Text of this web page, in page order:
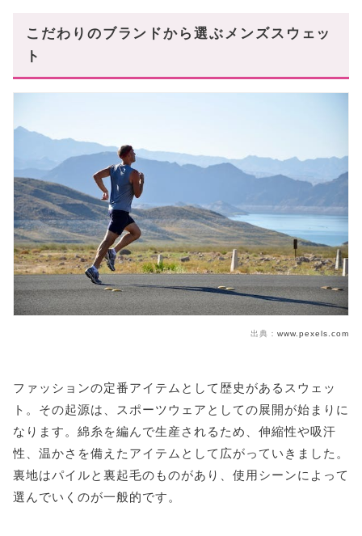
あなたにオススメの記事はこちら!
こだわりのブランドから選ぶメンズスウェッ
ト
出典： www.pexels.com
ファッションの定番アイテムとして歴史があるスウェッ
ト。その起源は、スポーツウェアとしての展開が始まりに
なります。綿糸を編んで生産されるため、伸縮性や吸汗
性、温かさを備えたアイテムとして広がっていきました。
裏地はパイルと裏起毛のものがあり、使用シーンによって
選んでいくのが一般的です。